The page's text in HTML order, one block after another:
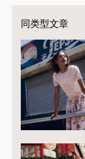
同类型文章